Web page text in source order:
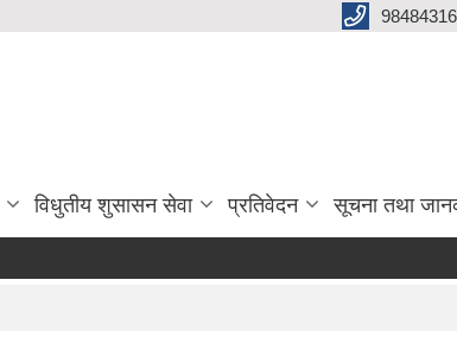
विधुतीय शुसासन सेवा प्रतिवेदन सूचना तथा